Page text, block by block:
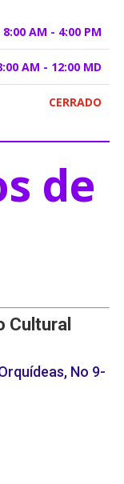
8:00 AM - 4:00 PM
AM - 12:00 MD
CERRADO
de
Cultural
No 9-